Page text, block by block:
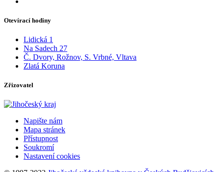
Otevírací hodiny
Lidická 1
Na Sadech 27
Č. Dvory, Rožnov, S. Vrbné, Vltava
Zlatá Koruna
Zřizovatel
Napište nám
Mapa stránek
Přístupnost
Soukromí
Nastavení cookies